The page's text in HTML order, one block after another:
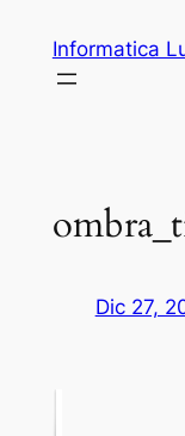
contenuto
Informatica
Dic 27,